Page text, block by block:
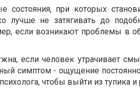
состояния, при которых
лучше не затягивать до
если возникают проблемы в
если человек утрачивает
симптом - ощущение
чтобы выйти из тупика и